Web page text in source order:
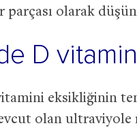
parçası olarak
D
eksikliğinin
olan ultraviyole